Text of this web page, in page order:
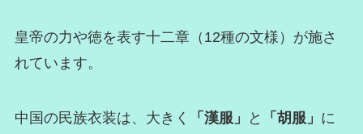
皇帝の力や徳を表す十二章（12種の文様）が施さ
れています。
中国の民族衣装は、大きく 「漢服」 と 「胡服」 に